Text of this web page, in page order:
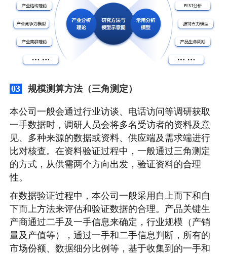
03 规模测算方法（三角测定）
本公司一般会通过行业访谈、电话访问等调研获取
一手数据时，调研人员会将多名受访者的资料及意
见、多种来源的数据或资料、供应端及需求端进行
比对核查。在资料验证过程中，一般通过三角测定
的方式，从供需两个方向出发，验证资料的合理
性。
在数据验证过程中，本公司一般采用自上而下和自
下而上方法来评估和验证数据的合理。产品关键生
产商通过二手及一手信息来确定，行业规模（产销
量及产值等），通过一手和二手信息判断，所有的
市场份额、数据细分比例等，基于收集到的一手和